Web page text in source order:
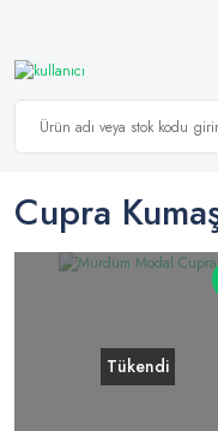
Cupra
Tükendi